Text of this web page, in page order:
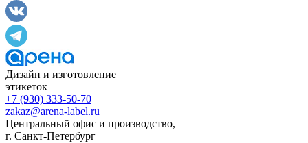
Дизайн и изготовление
этикеток
+7 (930) 333-50-70
zakaz@arena-label.ru
Центральный офис и производство,
г. Санкт-Петербург